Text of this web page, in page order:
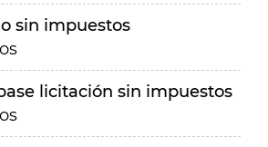
sin impuestos
licitación sin impuestos